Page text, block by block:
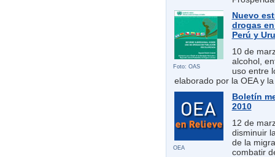
Foto: OAS
Nuevo
drogas
Perú y
10 de
alcohol,
uso entre
elaborado por la OEA y
OEA
Boletín
2010
12 de
disminuir
de la
combatir